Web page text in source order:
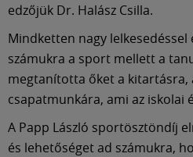
edzőjük Dr. Halász Csilla.
Mindketten nagy lelkesedéssel
számukra a sport mellett a
megtanította őket a kitartásra,
csapatmunkára, ami az iskolai
A Papp László sportösztöndíj
és lehetőséget ad számukra,